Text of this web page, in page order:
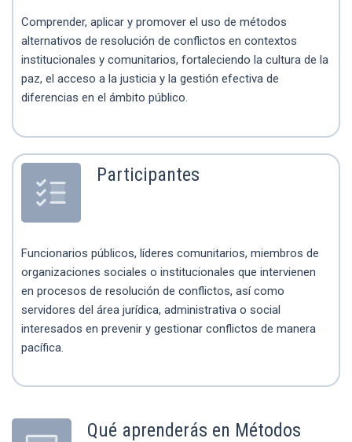
Comprender, aplicar y promover el uso de métodos
alternativos de resolución de conflictos en contextos
institucionales y comunitarios, fortaleciendo la cultura de la
paz, el acceso a la justicia y la gestión efectiva de
diferencias en el ámbito público.
Participantes
Funcionarios públicos, líderes comunitarios, miembros de
organizaciones sociales o institucionales que intervienen
en procesos de resolución de conflictos, así como
servidores del área jurídica, administrativa o social
interesados en prevenir y gestionar conflictos de manera
pacífica.
Qué aprenderás en Métodos